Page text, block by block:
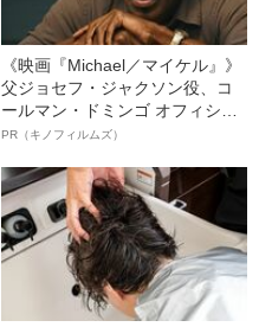
《映画『Michael／マイケル』》
父ジョセフ・ジャクソン役、コ
ールマン・ドミンゴ オフィシャ
ルインタビュー“観客を魅了した
語る”《日本興収70億円突破》
PR（キノフィルムズ）